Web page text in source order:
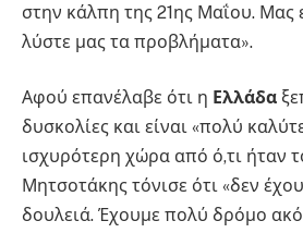
στην κάλπη της 21ης Μαΐου. Μας
λύστε μας τα προβλήματα».
Αφού επανέλαβε ότι η Ελλάδα
δυσκολίες και είναι «πολύ
ισχυρότερη χώρα από ό,τι ήταν
Μητσοτάκης τόνισε ότι «δεν
δουλειά. Έχουμε πολύ δρόμο